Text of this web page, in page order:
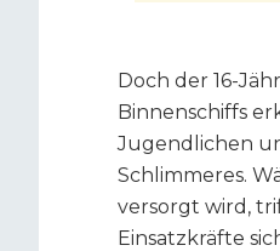
Doch der 16-
Binnenschiffs
Jugendlichen
Schlimmeres.
versorgt wird,
Einsatzkräfte